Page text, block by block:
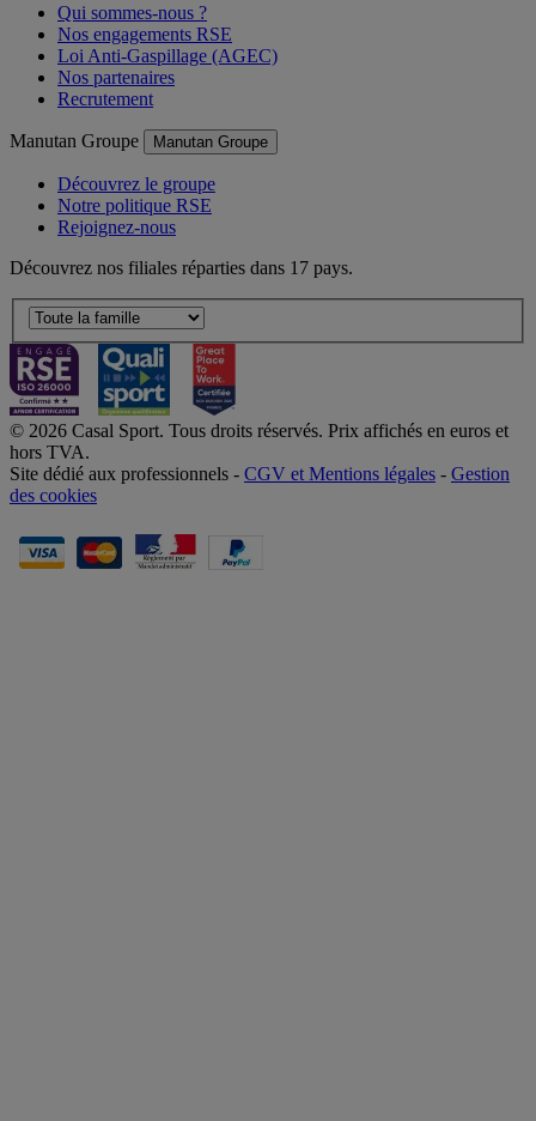
Qui sommes-nous ?
Nos engagements RSE
Loi Anti-Gaspillage (AGEC)
Nos partenaires
Recrutement
Manutan Groupe Manutan Groupe
Découvrez le groupe
Notre politique RSE
Rejoignez-nous
Découvrez nos filiales réparties dans 17 pays.
© 2026 Casal Sport. Tous droits réservés. Prix affichés en euros et
hors TVA.
Site dédié aux professionnels - CGV et Mentions légales - Gestion
des cookies